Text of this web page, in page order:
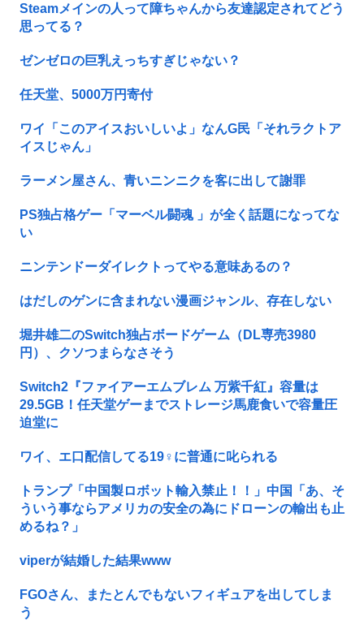
Steamメインの人って障ちゃんから友達認定されてどう
思ってる？
ゼンゼロの巨乳えっちすぎじゃない？
任天堂、5000万円寄付
ワイ「このアイスおいしいよ」なんG民「それラクトア
イスじゃん」
ラーメン屋さん、青いニンニクを客に出して謝罪
PS独占格ゲー「マーベル闘魂 」が全く話題になってな
い
ニンテンドーダイレクトってやる意味あるの？
はだしのゲンに含まれない漫画ジャンル、存在しない
堀井雄二のSwitch独占ボードゲーム（DL専売3980
円）、クソつまらなさそう
Switch2『ファイアーエムブレム 万紫千紅』容量は
29.5GB！任天堂ゲーまでストレージ馬鹿食いで容量圧
迫堂に
ワイ、エ口配信してる19♀に普通に叱られる
トランプ「中国製ロボット輸入禁止！！」中国「あ、そ
ういう事ならアメリカの安全の為にドローンの輸出も止
めるね？」
viperが結婚した結果www
FGOさん、またとんでもないフィギュアを出してしま
う